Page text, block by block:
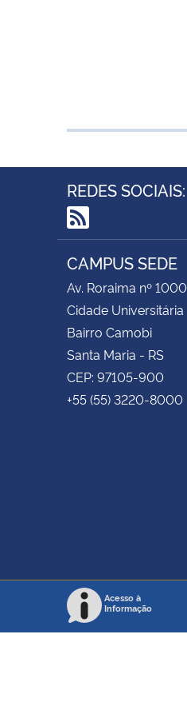
REDES SOCIAIS:
RSS
CAMPUS SEDE
Av. Roraima nº 1000
Cidade Universitária
Bairro Camobi
Santa Maria - RS
CEP: 97105-900
+55 (55) 3220-8000
Acesso à
Informação